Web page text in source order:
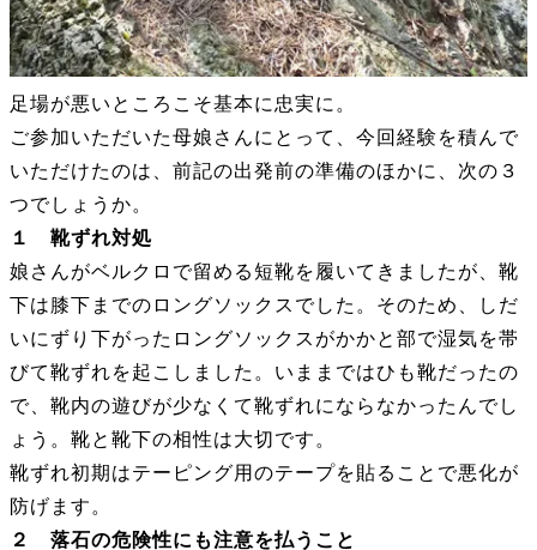
足場が悪いところこそ基本に忠実に。
ご参加いただいた母娘さんにとって、今回経験を積んで
いただけたのは、前記の出発前の準備のほかに、次の３
つでしょうか。
１ 靴ずれ対処
娘さんがベルクロで留める短靴を履いてきましたが、靴
下は膝下までのロングソックスでした。そのため、しだ
いにずり下がったロングソックスがかかと部で湿気を帯
びて靴ずれを起こしました。いままではひも靴だったの
で、靴内の遊びが少なくて靴ずれにならなかったんでし
ょう。靴と靴下の相性は大切です。
靴ずれ初期はテーピング用のテープを貼ることで悪化が
防げます。
２ 落石の危険性にも注意を払うこと